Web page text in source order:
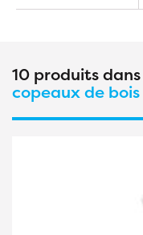
10 produits dans
copeaux de bois